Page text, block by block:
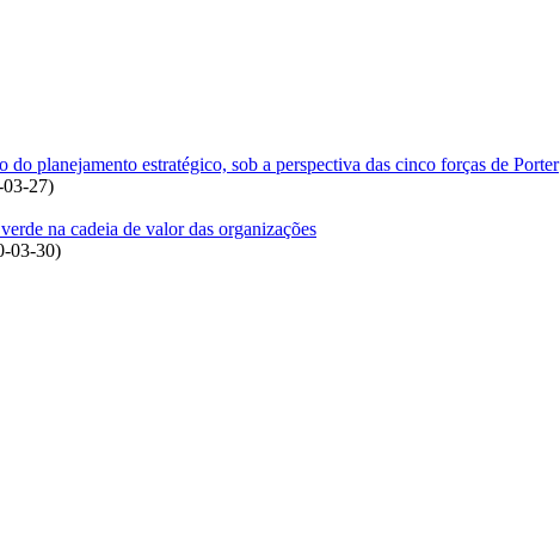
planejamento estratégico, sob a perspectiva das cinco forças de Porter
03-27)
na cadeia de valor das organizações
03-30)